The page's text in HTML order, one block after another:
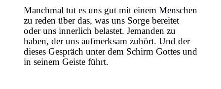
Manchmal tut es uns gut mit einem Menschen
zu reden über das, was uns Sorge bereitet
oder uns innerlich belastet. Jemanden zu
haben, der uns aufmerksam zuhört. Und der
dieses Gespräch unter dem Schirm Gottes und
in seinem Geiste führt.